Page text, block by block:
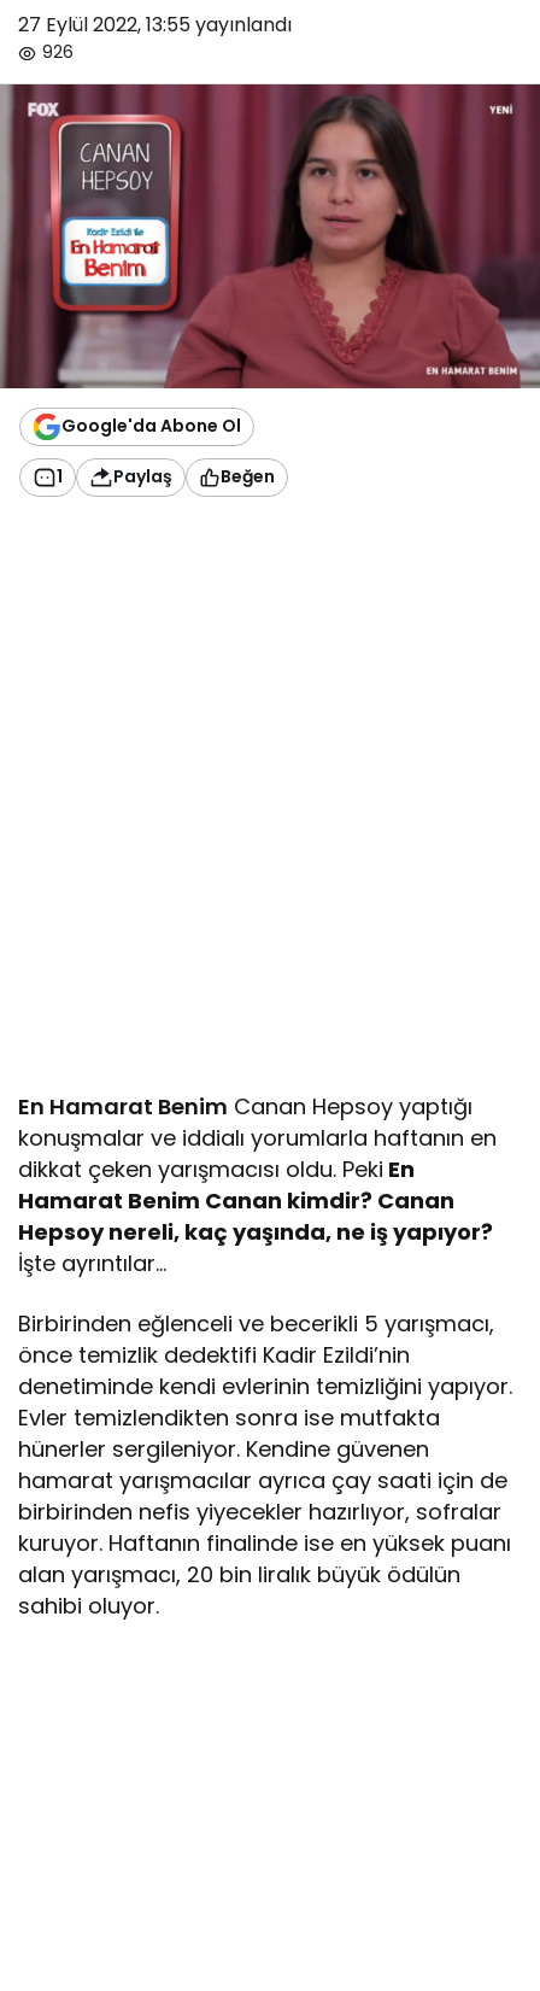
27 Eylül 2022, 13:55yayınlandı
926
Google'da Abone Ol
1 Paylaş Beğen
En Hamarat Benim Canan Hepsoy yaptığı
konuşmalar ve iddialı yorumlarla haftanın en
dikkat çeken yarışmacısı oldu. Peki En
Hamarat Benim Canan kimdir? Canan
Hepsoy nereli, kaç yaşında, ne iş yapıyor?
İşte ayrıntılar…
Birbirinden eğlenceli ve becerikli 5 yarışmacı,
önce temizlik dedektifi Kadir Ezildi’nin
denetiminde kendi evlerinin temizliğini yapıyor.
Evler temizlendikten sonra ise mutfakta
hünerler sergileniyor. Kendine güvenen
hamarat yarışmacılar ayrıca çay saati için de
birbirinden nefis yiyecekler hazırlıyor, sofralar
kuruyor. Haftanın finalinde ise en yüksek puanı
alan yarışmacı, 20 bin liralık büyük ödülün
sahibi oluyor.